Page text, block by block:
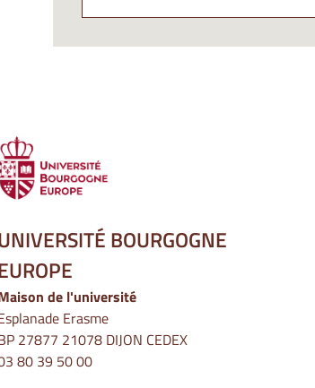
BOURGOGNE
de l'université
Erasme
27877 21078 DIJON CEDEX
80 39 50 00